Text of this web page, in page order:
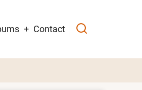
Contact